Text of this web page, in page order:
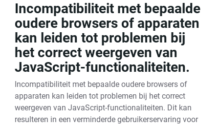
Incompatibiliteit met bepaalde
oudere browsers of apparaten
kan leiden tot problemen bij
het correct weergeven van
JavaScript-functionaliteiten.
Incompatibiliteit met bepaalde oudere browsers of
apparaten kan leiden tot problemen bij het correct
weergeven van JavaScript-functionaliteiten. Dit kan
resulteren in een verminderde gebruikerservaring voor